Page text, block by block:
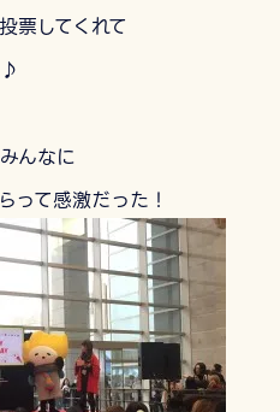
票してくれて
んなに
って感激だった！